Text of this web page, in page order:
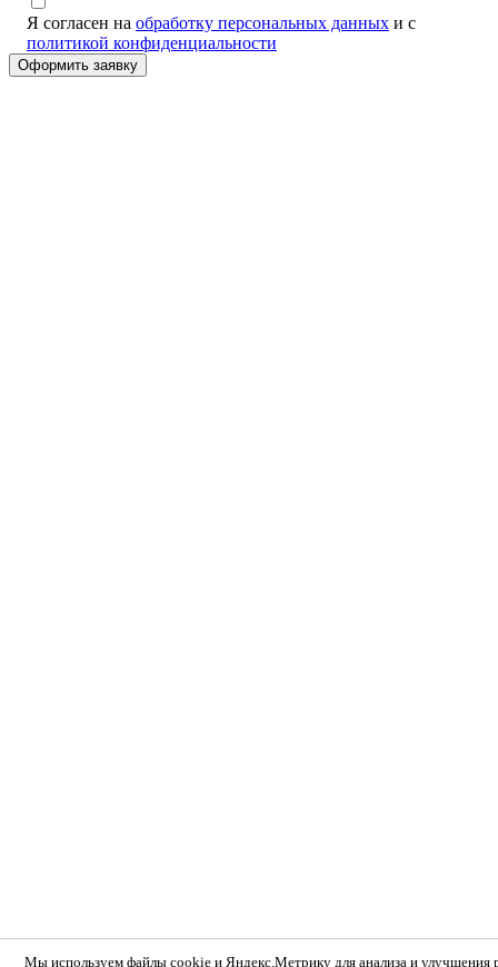
Я согласен на обработку персональных данных и с
политикой конфиденциальности
Мы используем файлы cookie и Яндекс.Метрику для анализа и улучшения